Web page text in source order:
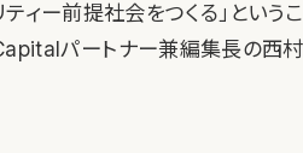
ィー前提社会をつくる」という
パートナー兼編集長の西村